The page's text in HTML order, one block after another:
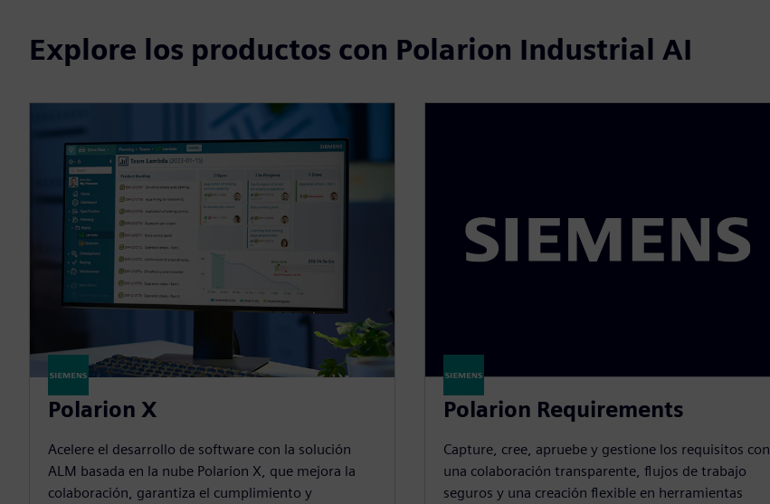
Explore los productos con Polarion Industrial AI
Polarion X
Acelere el desarrollo de software con la solución
ALM basada en la nube Polarion X, que mejora la
colaboración, garantiza el cumplimiento y
Polarion Requirements
Capture, cree, apruebe y gestione los requisitos con
una colaboración transparente, flujos de trabajo
seguros y una creación flexible en herramientas